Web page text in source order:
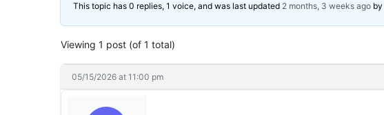
This topic has 0 replies, 1 voice, and was last updated 2 months, 3 weeks ago by
Viewing 1 post (of 1 total)
05/15/2026 at 11:00 pm